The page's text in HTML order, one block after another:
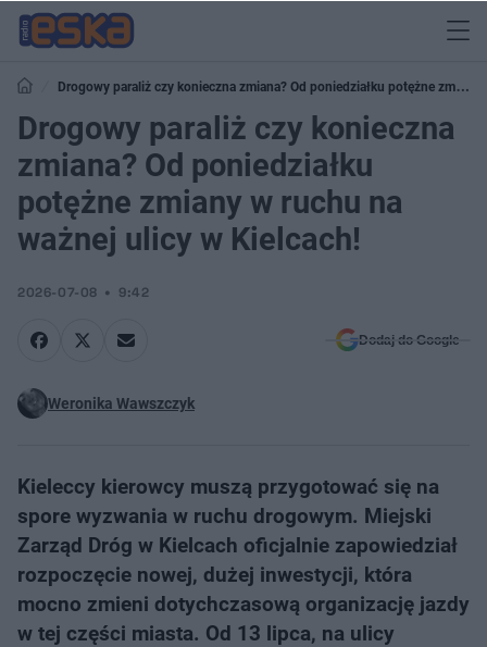
Drogowy paraliż czy konieczna zmiana? Od poniedziałku potężne zmiany
w ruchu na ważnej ulicy w Kielcach!
Drogowy paraliż czy konieczna
zmiana? Od poniedziałku
potężne zmiany w ruchu na
ważnej ulicy w Kielcach!
2026-07-08 9:42
Dodaj do Google
Weronika Wawszczyk
Kieleccy kierowcy muszą przygotować się na
spore wyzwania w ruchu drogowym. Miejski
Zarząd Dróg w Kielcach oficjalnie zapowiedział
rozpoczęcie nowej, dużej inwestycji, która
mocno zmieni dotychczasową organizację jazdy
w tej części miasta. Od 13 lipca, na ulicy